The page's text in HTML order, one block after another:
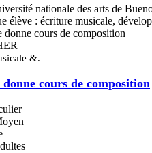
nationale des arts de
élève : écriture musicale,
&.
cours de composition